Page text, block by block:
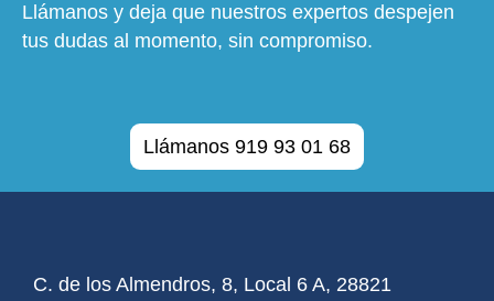
Llámanos y deja que nuestros expertos despejen
tus dudas al momento, sin compromiso.
Llámanos 919 93 01 68
C. de los Almendros, 8, Local 6 A, 28821